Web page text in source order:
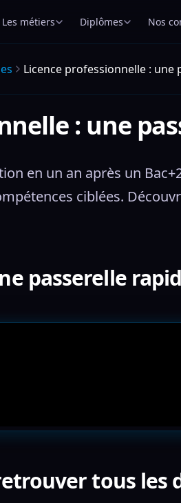
Les métiers Diplômes Nos
Licence professionnelle : une
: une
en un an après un
ciblées.
passerelle
tous les